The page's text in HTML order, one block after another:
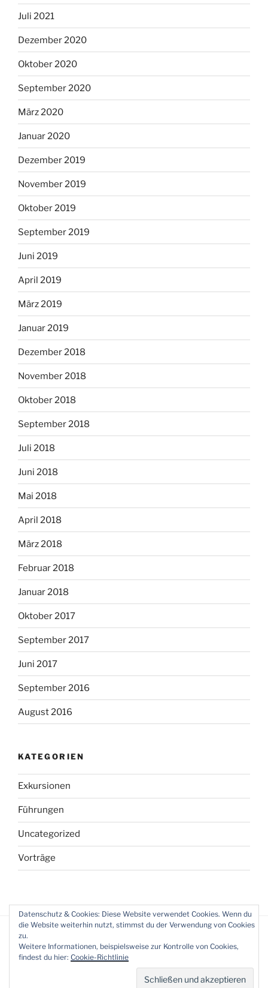
Juli 2021
Dezember 2020
Oktober 2020
September 2020
März 2020
Januar 2020
Dezember 2019
November 2019
Oktober 2019
September 2019
Juni 2019
April 2019
März 2019
Januar 2019
Dezember 2018
November 2018
Oktober 2018
September 2018
Juli 2018
Juni 2018
Mai 2018
April 2018
März 2018
Februar 2018
Januar 2018
Oktober 2017
September 2017
Juni 2017
September 2016
August 2016
KATEGORIEN
Exkursionen
Führungen
Uncategorized
Vorträge
Stolz präsentiert von WordPress
Datenschutz & Cookies: Diese Website verwendet Cookies. Wenn du
die Website weiterhin nutzt, stimmst du der Verwendung von Cookies
zu.
Weitere Informationen, beispielsweise zur Kontrolle von Cookies,
findest du hier: Cookie-Richtlinie